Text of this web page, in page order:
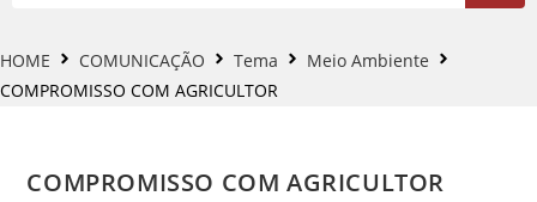
HOME COMUNICAÇÃO Tema
Meio Ambiente
COMPROMISSO COM AGRICULTOR
COMPROMISSO COM AGRICULTOR